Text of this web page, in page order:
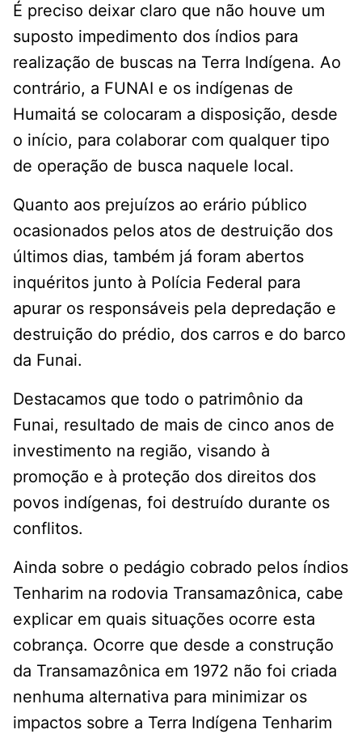
É preciso deixar claro que não houve um
suposto impedimento dos índios para
realização de buscas na Terra Indígena. Ao
contrário, a FUNAI e os indígenas de
Humaitá se colocaram a disposição, desde
o início, para colaborar com qualquer tipo
de operação de busca naquele local.
Quanto aos prejuízos ao erário público
ocasionados pelos atos de destruição dos
últimos dias, também já foram abertos
inquéritos junto à Polícia Federal para
apurar os responsáveis pela depredação e
destruição do prédio, dos carros e do barco
da Funai.
Destacamos que todo o patrimônio da
Funai, resultado de mais de cinco anos de
investimento na região, visando à
promoção e à proteção dos direitos dos
povos indígenas, foi destruído durante os
conflitos.
Ainda sobre o pedágio cobrado pelos índios
Tenharim na rodovia Transamazônica, cabe
explicar em quais situações ocorre esta
cobrança. Ocorre que desde a construção
da Transamazônica em 1972 não foi criada
nenhuma alternativa para minimizar os
impactos sobre a Terra Indígena Tenharim